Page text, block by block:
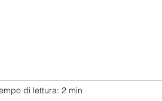
di lettura: 2 min